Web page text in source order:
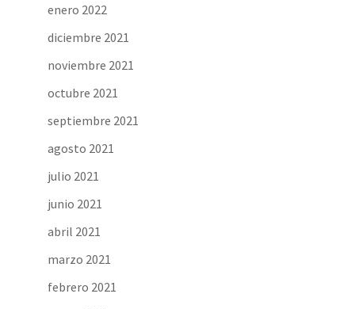
enero 2022
diciembre 2021
noviembre 2021
octubre 2021
septiembre 2021
agosto 2021
julio 2021
junio 2021
abril 2021
marzo 2021
febrero 2021